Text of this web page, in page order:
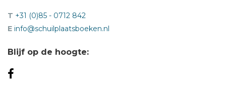
T +31 (0)85 - 0712 842
E info@schuilplaatsboeken.nl
Blijf op de hoogte: